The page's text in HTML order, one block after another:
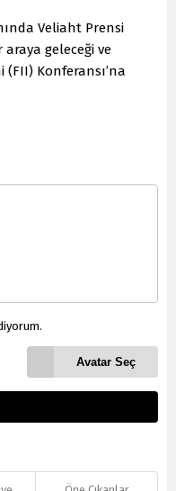
Veliaht Prensi
geleceği ve
(FII) Konferansı’na
Avatar Seç